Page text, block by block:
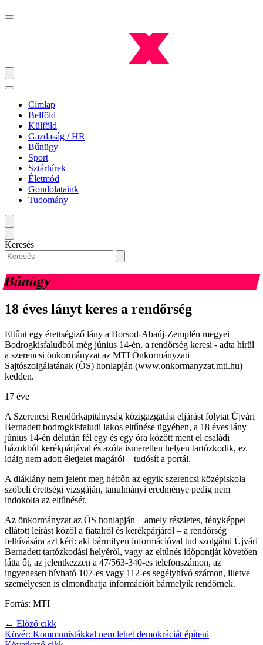
Címlap
Belföld
Külföld
Gazdaság / HR
Bűnügy
Sport
Sztárhírek
Életmód
Gondolataink
Tudomány
Keresés
Bűnügy
18 éves lányt keres a rendőrség
Eltűnt egy érettségiző lány a Borsod-Abaúj-Zemplén megyei
Bodrogkisfaludból még június 14-én, a rendőrség keresi - adta hírül
a szerencsi önkormányzat az MTI Önkormányzati
Sajtószolgálatának (ÖS) honlapján (www.onkormanyzat.mti.hu)
kedden.
17 éve
A Szerencsi Rendőrkapitányság közigazgatási eljárást folytat Újvári
Bernadett bodrogkisfaludi lakos eltűnése ügyében, a 18 éves lány
június 14-én délután fél egy és egy óra között ment el családi
házukból kerékpárjával és azóta ismeretlen helyen tartózkodik, ez
idáig nem adott életjelet magáról – tudósít a portál.
A diáklány nem jelent meg hétfőn az egyik szerencsi középiskola
szóbeli érettségi vizsgáján, tanulmányi eredménye pedig nem
indokolta az eltűnését.
Az önkormányzat az ÖS honlapján – amely részletes, fényképpel
ellátott leírást közöl a fiatalról és kerékpárjáról – a rendőrség
felhívására azt kéri: aki bármilyen információval tud szolgálni Újvári
Bernadett tartózkodási helyéről, vagy az eltűnés időpontját követően
látta őt, az jelentkezzen a 47/563-340-es telefonszámon, az
ingyenesen hívható 107-es vagy 112-es segélyhívó számon, illetve
személyesen is elmondhatja információit bármelyik rendőrnek.
Forrás: MTI
← Előző cikk
Kövér: Kommunistákkal nem lehet demokráciát építeni